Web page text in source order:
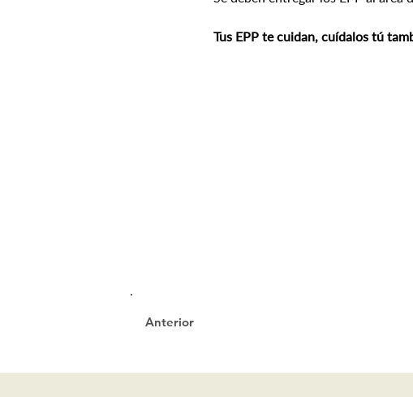
Tus EPP te cuidan, cuídalos tú
Anterior